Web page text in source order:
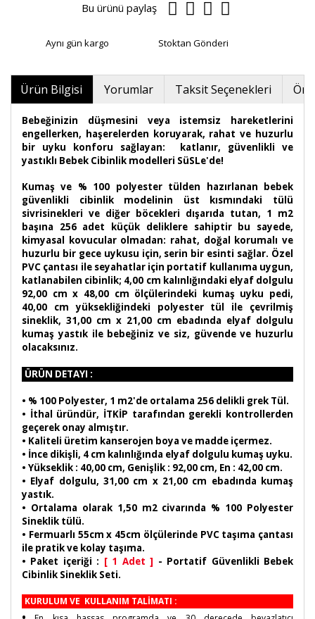
Bu ürünü paylaş
Aynı gün kargo Stoktan Gönderi
Ürün Bilgisi Yorumlar Taksit Seçenekleri
Bebeğinizin düşmesini veya istemsiz hareketlerini
engellerken, haşerelerden koruyarak, rahat ve huzurlu
bir uyku konforu sağlayan: katlanır, güvenlikli ve
yastıklı Bebek Cibinlik modelleri SüSLe'de!
Kumaş ve % 100 polyester tülden hazırlanan bebek
güvenlikli cibinlik modelinin üst kısmındaki tülü
sivrisinekleri ve diğer böcekleri dışarıda tutan, 1 m2
başına 256 adet küçük deliklere sahiptir bu sayede,
kimyasal kovucular olmadan: rahat, doğal korumalı ve
huzurlu bir gece uykusu için, serin bir esinti sağlar. Özel
PVC çantası ile seyahatlar için portatif kullanıma uygun,
katlanabilen cibinlik; 4,00 cm kalınlığındaki elyaf dolgulu
92,00 cm x 48,00 cm ölçülerindeki kumaş uyku pedi,
40,00 cm yüksekliğindeki polyester tül ile çevrilmiş
sineklik, 31,00 cm x 21,00 cm ebadında elyaf dolgulu
kumaş yastık ile bebeğiniz ve siz, güvende ve huzurlu
olacaksınız.
ÜRÜN DETAYI :
• % 100 Polyester, 1 m2'de ortalama 256 delikli grek Tül.
• İthal üründür, İTKİP tarafından gerekli kontrollerden
geçerek onay almıştır.
• Kaliteli üretim kanserojen boya ve madde içermez.
• İnce dikişli, 4 cm kalınlığında elyaf dolgulu kumaş uyku.
• Yükseklik : 40,00 cm, Genişlik : 92,00 cm, En : 42,00 cm.
• Elyaf dolgulu, 31,00 cm x 21,00 cm ebadında kumaş
yastık.
• Ortalama olarak 1,50 m2 civarında % 100 Polyester
Sineklik tülü.
• Fermuarlı 55cm x 45cm ölçülerinde PVC taşıma çantası
ile pratik ve kolay taşıma.
• Paket içeriği : [ 1 Adet ] - Portatif Güvenlikli Bebek
Cibinlik Sineklik Seti.
KURULUM VE KULLANIM TALİMATI :